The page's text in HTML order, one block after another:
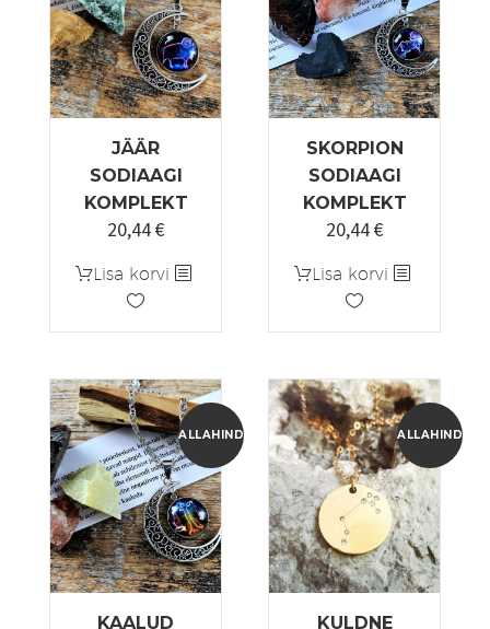
JÄÄR
SODIAAGI
KOMPLEKT
Algne
oli:
25,55 €.
20,44€Praegune
on:
Lisa korvi
SKORPION
SODIAAGI
KOMPLEKT
Algne
oli:
25,55 €.
20,44€Praegune
on:
Lisa korvi
ALLAHINDLUS!
KAALUD
ALLAHINDLUS!
KULDNE